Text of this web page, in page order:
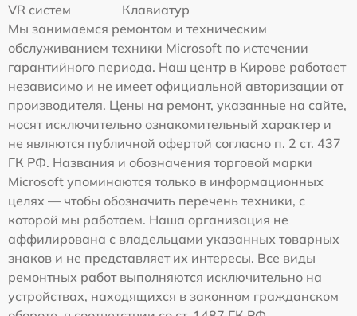
VR систем
Клавиатур
Мы занимаемся ремонтом и техническим
обслуживанием техники Microsoft по истечении
гарантийного периода. Наш центр в Кирове работает
независимо и не имеет официальной авторизации от
производителя. Цены на ремонт, указанные на сайте,
носят исключительно ознакомительный характер и
не являются публичной офертой согласно п. 2 ст. 437
ГК РФ. Названия и обозначения торговой марки
Microsoft упоминаются только в информационных
целях — чтобы обозначить перечень техники, с
которой мы работаем. Наша организация не
аффилирована с владельцами указанных товарных
знаков и не представляет их интересы. Все виды
ремонтных работ выполняются исключительно на
устройствах, находящихся в законном гражданском